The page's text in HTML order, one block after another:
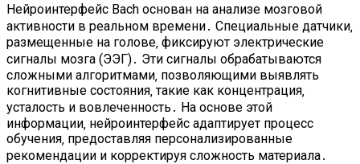
Нейроинтерфейс Bach основан на анализе мозговой
активности в реальном времени․ Специальные датчики‚
размещенные на голове‚ фиксируют электрические
сигналы мозга (ЭЭГ)․ Эти сигналы обрабатываются
сложными алгоритмами‚ позволяющими выявлять
когнитивные состояния‚ такие как концентрация‚
усталость и вовлеченность․ На основе этой
информации‚ нейроинтерфейс адаптирует процесс
обучения‚ предоставляя персонализированные
рекомендации и корректируя сложность материала․